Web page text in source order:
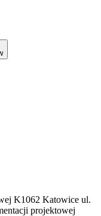
K1062 Katowice ul.
projektowej